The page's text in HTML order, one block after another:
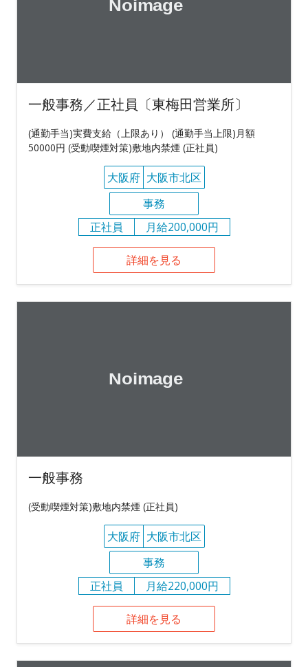
一般事務／正社員〔東梅田営業所〕
(通勤手当)実費支給（上限あり） (通勤手当上限)月額
50000円 (受動喫煙対策)敷地内禁煙 (正社員)
大阪府 大阪市北区
事務
正社員
月給200,000円
詳細を見る
一般事務
(受動喫煙対策)敷地内禁煙 (正社員)
大阪府 大阪市北区
事務
正社員
月給220,000円
詳細を見る